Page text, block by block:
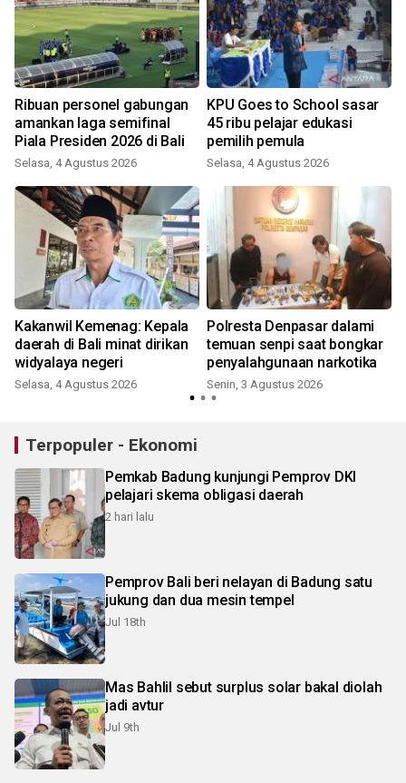
Ribuan personel gabungan
amankan laga semifinal
Piala Presiden 2026 di Bali
Selasa, 4 Agustus 2026
KPU Goes to School sasar
45 ribu pelajar edukasi
pemilih pemula
Selasa, 4 Agustus 2026
Kakanwil Kemenag: Kepala
daerah di Bali minat dirikan
widyalaya negeri
Selasa, 4 Agustus 2026
Polresta Denpasar dalami
temuan senpi saat bongkar
penyalahgunaan narkotika
Senin, 3 Agustus 2026
Terpopuler - Ekonomi
Pemkab Badung kunjungi Pemprov DKI
pelajari skema obligasi daerah
2 hari lalu
Pemprov Bali beri nelayan di Badung satu
jukung dan dua mesin tempel
Jul 18th
Mas Bahlil sebut surplus solar bakal diolah
jadi avtur
Jul 9th